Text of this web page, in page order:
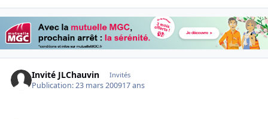
Invité JLChauvin Invités
Publication:23 mars 200917 ans